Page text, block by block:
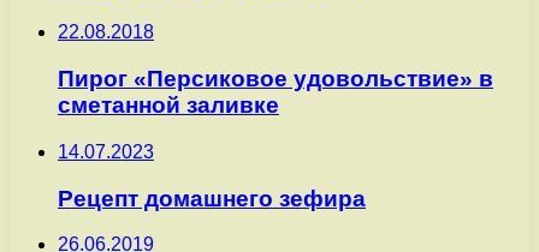
22.08.2018
Пирог «Персиковое удовольствие» в
сметанной заливке
14.07.2023
Рецепт домашнего зефира
26.06.2019